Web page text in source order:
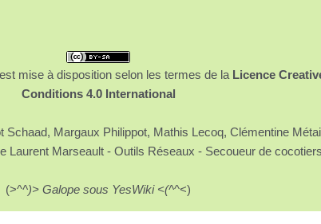
mise à disposition selon les termes de la Licence
Conditions 4.0 International
Margaux Philippot, Mathis Lecoq, Clémentine
Laurent Marseault - Outils Réseaux - Secoueur de cocotiers
(>^^)> Galope sous YesWiki <(^^<)